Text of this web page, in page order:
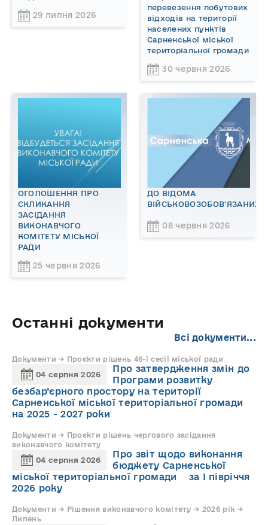
29 липня 2026
перевезення побутових
відходів на території
населених пунктів
Сарненської міської
територіальної громади
30 червня 2026
ОГОЛОШЕННЯ ПРО
СКЛИКАННЯ
ЗАСІДАННЯ
ВИКОНАВЧОГО
КОМІТЕТУ МІСЬКОЇ
РАДИ
25 червня 2026
ДО ВІДОМА
ВІЙСЬКОВОЗОБОВ'ЯЗАНИХ!
08 червня 2026
Останні документи
Всі документи...
Документи → Проєкти рішень 46-ї сесії міської ради
04 серпня 2026
Про затвердження змін до
Програми розвитку
безбар’єрного простору на території
Сарненської міської територіальної громади
на 2025 - 2027 роки
Документи → Проєкти рішень чергового засідання
виконавчого комітету
04 серпня 2026
Про звіт щодо виконання
бюджету Сарненської
міської територіальної громади за І півріччя
2026 року
Документи → Рішення виконавчого комітету → 2026 рік →
Липень